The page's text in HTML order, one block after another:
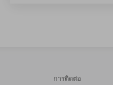
การติดต่อ